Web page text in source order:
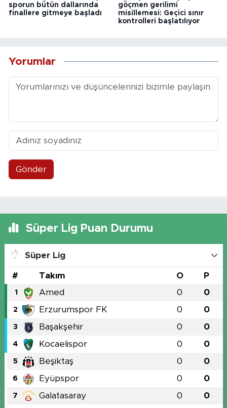
sporun bütün dallarında
finallere gitmeye başladı
göçmen gerilimi
misillemesi: Geçici sınır
kontrolleri başlatılıyor
Yorumlar
Gönder
Süper Lig Puan Durumu
Süper Lig
# Takım O P
1 Amed 0 0
2 Erzurumspor FK 0 0
3 Başakşehir 0 0
4 Kocaelispor 0 0
5 Beşiktaş 0 0
6 Eyüpspor 0 0
7 Galatasaray 0 0